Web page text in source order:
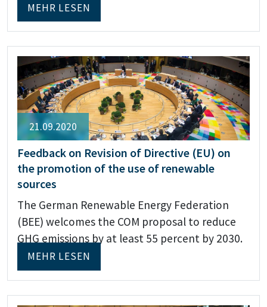
MEHR LESEN
21.09.2020
Feedback on Revision of Directive (EU) on
the promotion of the use of renewable
sources
The German Renewable Energy Federation
(BEE) welcomes the COM proposal to reduce
GHG emissions by at least 55 percent by 2030.
MEHR LESEN